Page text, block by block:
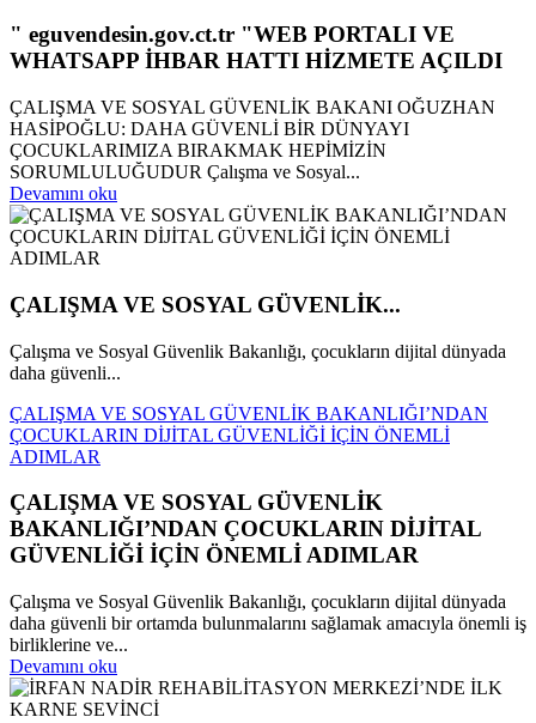
" eguvendesin.gov.ct.tr "WEB PORTALI VE
WHATSAPP İHBAR HATTI HİZMETE AÇILDI
ÇALIŞMA VE SOSYAL GÜVENLİK BAKANI OĞUZHAN
HASİPOĞLU: DAHA GÜVENLİ BİR DÜNYAYI
ÇOCUKLARIMIZA BIRAKMAK HEPİMİZİN
SORUMLULUĞUDUR Çalışma ve Sosyal...
Devamını oku
ÇALIŞMA VE SOSYAL GÜVENLİK...
Çalışma ve Sosyal Güvenlik Bakanlığı, çocukların dijital dünyada
daha güvenli...
ÇALIŞMA VE SOSYAL GÜVENLİK BAKANLIĞI’NDAN
ÇOCUKLARIN DİJİTAL GÜVENLİĞİ İÇİN ÖNEMLİ
ADIMLAR
ÇALIŞMA VE SOSYAL GÜVENLİK
BAKANLIĞI’NDAN ÇOCUKLARIN DİJİTAL
GÜVENLİĞİ İÇİN ÖNEMLİ ADIMLAR
Çalışma ve Sosyal Güvenlik Bakanlığı, çocukların dijital dünyada
daha güvenli bir ortamda bulunmalarını sağlamak amacıyla önemli iş
birliklerine ve...
Devamını oku